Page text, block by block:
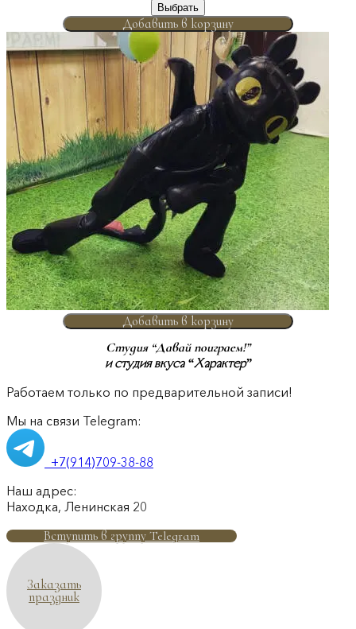
Выбрать
Добавить в корзину
Добавить в корзину
Студия “Давай поиграем!”
и студия вкуса “Характер”
Работаем только по предварительной записи!
Мы на связи Telegram:
+7(914)709-38-88
Наш адрес:
Находка, Ленинская 20
Вступить в группу Telegram
Заказать
праздник